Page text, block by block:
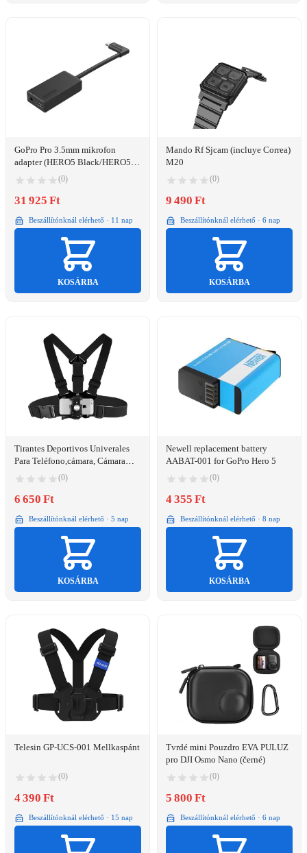
GoPro Pro 3.5mm mikrofon
adapter (HERO5 Black/HERO5
Session™) (AAMIC-001)
(0)
31 925 Ft
Beszállítónknál elérhető · 11 nap
KOSÁRBA
Mando Rf Sjcam (incluye Correa)
M20
(0)
9 490 Ft
Beszállítónknál elérhető · 6 nap
KOSÁRBA
Tirantes Deportivos Univerales
Para Teléfono,cámara, Cámara
Gopro Etc. Probado En
Condiciones Extremas Maclean
Mc-773
(0)
6 650 Ft
Beszállítónknál elérhető · 5 nap
KOSÁRBA
Newell replacement battery
AABAT-001 for GoPro Hero 5
(0)
4 355 Ft
Beszállítónknál elérhető · 8 nap
KOSÁRBA
Telesin GP-UCS-001 Mellkaspánt
(0)
4 390 Ft
Beszállítónknál elérhető · 15 nap
Tvrdé mini Pouzdro EVA PULUZ
pro DJI Osmo Nano (černé)
(0)
5 800 Ft
Beszállítónknál elérhető · 6 nap